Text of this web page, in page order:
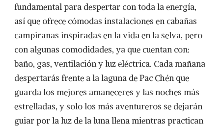
fundamental para despertar con toda la energía,
así que ofrece cómodas instalaciones en cabañas
campiranas inspiradas en la vida en la selva, pero
con algunas comodidades, ya que cuentan con:
baño, gas, ventilación y luz eléctrica. Cada mañana
despertarás frente a la laguna de Pac Chén que
guarda los mejores amaneceres y las noches más
estrelladas, y solo los más aventureros se dejarán
guiar por la luz de la luna llena mientras practican